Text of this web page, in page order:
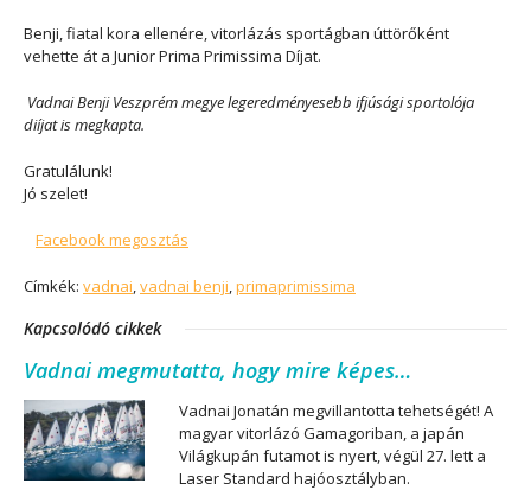
Benji, fiatal kora ellenére, vitorlázás sportágban úttörőként
vehette át a Junior Prima Primissima Díjat.
Vadnai Benji Veszprém megye legeredményesebb ifjúsági sportolója
diíjat is megkapta.
Gratulálunk!
Jó szelet!
Facebook megosztás
Címkék: vadnai,vadnai benji,primaprimissima
Kapcsolódó cikkek
Vadnai megmutatta, hogy mire képes…
Vadnai Jonatán megvillantotta tehetségét! A
magyar vitorlázó Gamagoriban, a japán
Világkupán futamot is nyert, végül 27. lett a
Laser Standard hajóosztályban.